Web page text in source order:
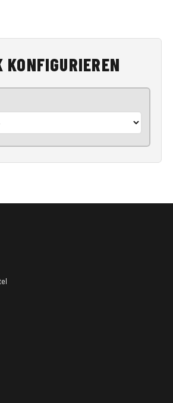
KONFIGURIEREN